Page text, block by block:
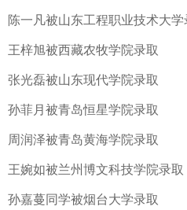
陈一凡被山东工程职业技术大
王梓旭被西藏农牧学院录取
张光磊被山东现代学院录取
孙菲月被青岛恒星学院录取
周润泽被青岛黄海学院录取
王婉如被兰州博文科技学院录取
孙嘉蔓同学被烟台大学录取